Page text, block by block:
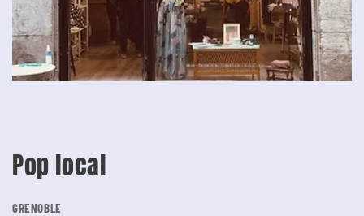
Pop local
GRENOBLE